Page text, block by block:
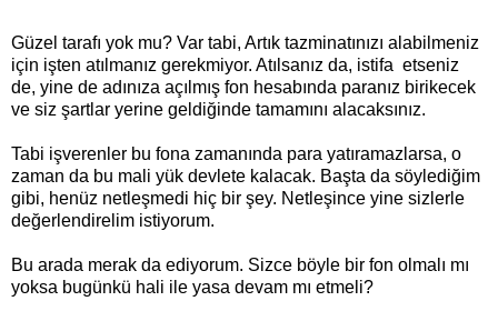
Güzel tarafı yok mu? Var tabi, Artık tazminatınızı alabilmeniz
için işten atılmanız gerekmiyor. Atılsanız da, istifa etseniz
de, yine de adınıza açılmış fon hesabında paranız birikecek
ve siz şartlar yerine geldiğinde tamamını alacaksınız.
Tabi işverenler bu fona zamanında para yatıramazlarsa, o
zaman da bu mali yük devlete kalacak. Başta da söylediğim
gibi, henüz netleşmedi hiç bir şey. Netleşince yine sizlerle
değerlendirelim istiyorum.
Bu arada merak da ediyorum. Sizce böyle bir fon olmalı mı
yoksa bugünkü hali ile yasa devam mı etmeli?